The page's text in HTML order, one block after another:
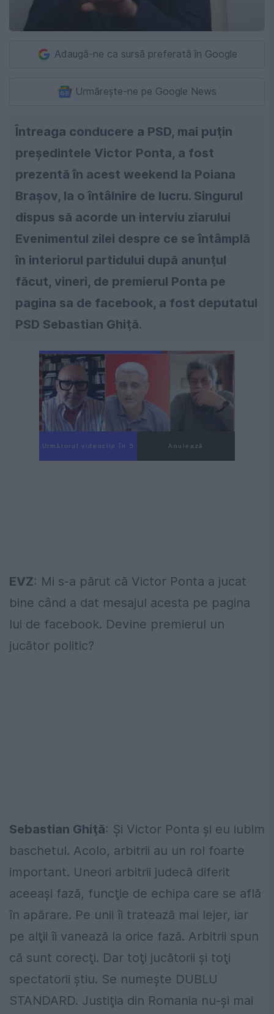
Adaugă-ne ca sursă preferată în Google
Urmărește-ne pe Google News
Întreaga conducere a PSD, mai puţin
preşedintele Victor Ponta, a fost
prezentă în acest weekend la Poiana
Braşov, la o întâlnire de lucru. Singurul
dispus să acorde un interviu ziarului
Evenimentul zilei despre ce se întâmplă
în interiorul partidului după anunţul
făcut, vineri, de premierul Ponta pe
pagina sa de facebook, a fost deputatul
PSD Sebastian Ghiţă.
Următorul videoclip în 3 Anulează
EVZ: Mi s-a părut că Victor Ponta a jucat
bine când a dat mesajul acesta pe pagina
lui de facebook. Devine premierul un
jucător politic?
Sebastian Ghiţă: Şi Victor Ponta şi eu iubim
baschetul. Acolo, arbitrii au un rol foarte
important. Uneori arbitrii judecă diferit
aceeaşi fază, funcţie de echipa care se află
în apărare. Pe unii îi tratează mai lejer, iar
pe alţii îi vanează la orice fază. Arbitrii spun
că sunt corecţi. Dar toţi jucătorii şi toţi
spectatorii ştiu. Se numeşte DUBLU
STANDARD. Justiţia din Romania nu-şi mai